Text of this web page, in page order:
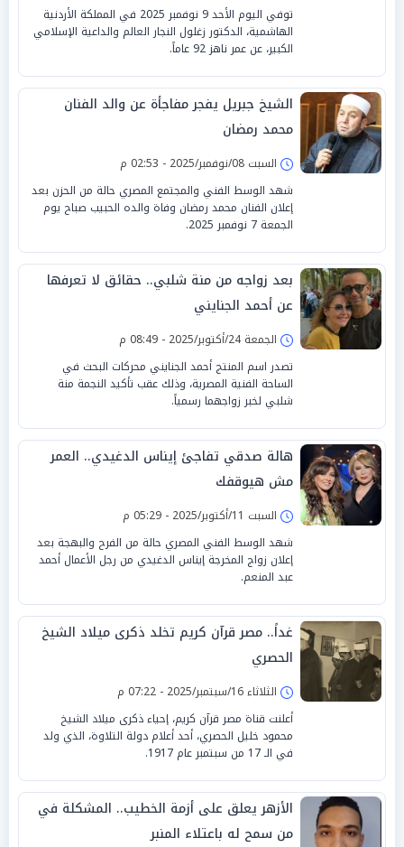
توفي اليوم الأحد 9 نوفمبر 2025 في المملكة الأردنية
الهاشمية، الدكتور زغلول النجار العالم والداعية الإسلامي
الكبير، عن عمر ناهز 92 عاماً.
الشيخ جبريل يفجر مفاجأة عن والد الفنان
محمد رمضان
السبت 08/نوفمبر/2025 - 02:53 م
شهد الوسط الفني والمجتمع المصري حالة من الحزن بعد
إعلان الفنان محمد رمضان وفاة والده الحبيب صباح يوم
الجمعة 7 نوفمبر 2025.
بعد زواجه من منة شلبي.. حقائق لا تعرفها
عن أحمد الجنايني
الجمعة 24/أكتوبر/2025 - 08:49 م
تصدر اسم المنتج أحمد الجنايني محركات البحث في
الساحة الفنية المصرية، وذلك عقب تأكيد النجمة منة
شلبي لخبر زواجهما رسمياً.
هالة صدقي تفاجئ إيناس الدغيدي.. العمر
مش هيوقفك
السبت 11/أكتوبر/2025 - 05:29 م
شهد الوسط الفني المصري حالة من الفرح والبهجة بعد
إعلان زواج المخرجة إيناس الدغيدي من رجل الأعمال أحمد
عبد المنعم.
غداً.. مصر قرآن كريم تخلد ذكرى ميلاد الشيخ
الحصري
الثلاثاء 16/سبتمبر/2025 - 07:22 م
أعلنت قناة مصر قرآن كريم، إحياء ذكرى ميلاد الشيخ
محمود خليل الحصري، أحد أعلام دولة التلاوة، الذي ولد
في الـ 17 من سبتمبر عام 1917.
الأزهر يعلق على أزمة الخطيب.. المشكلة في
من سمح له باعتلاء المنبر